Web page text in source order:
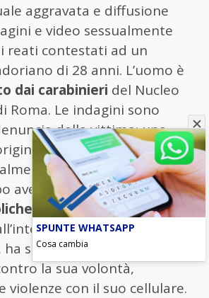
aggravata e diffusione
e video sessualmente
reati contestati ad un
di 28 anni. L’uomo è
dai carabinieri del Nucleo
Roma. Le indagini sono
della vittima: una
sudamericane, che
due distinte
averle somministrato
, narcotiche o
di locali pubblici
sottoposto a
la sua volontà,
violenze con il suo cellulare.
SPUNTE WHATSAPP
Cosa cambia